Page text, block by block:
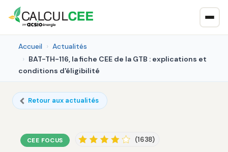
Accueil
Actualités
BAT-TH-116, la fiche CEE de la GTB : explications et
conditions d'éligibilité
Retour aux actualités
CEE FOCUS (1638)